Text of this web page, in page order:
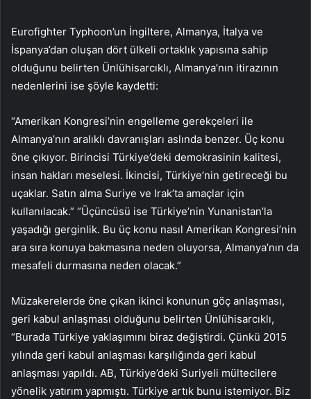
Eurofighter Typhoon’un İngiltere, Almanya, İtalya ve
İspanya’dan oluşan dört ülkeli ortaklık yapısına sahip
olduğunu belirten Ünlühisarcıklı, Almanya’nın itirazının
nedenlerini ise şöyle kaydetti:
“Amerikan Kongresi’nin engelleme gerekçeleri ile
Almanya’nın aralıklı davranışları aslında benzer. Üç konu
öne çıkıyor. Birincisi Türkiye’deki demokrasinin kalitesi,
insan hakları meselesi. İkincisi, Türkiye’nin getireceği bu
uçaklar. Satın alma Suriye ve Irak’ta amaçlar için
kullanılacak.” “Üçüncüsü ise Türkiye’nin Yunanistan’la
yaşadığı gerginlik. Bu üç konu nasıl Amerikan Kongresi’nin
ara sıra konuya bakmasına neden oluyorsa, Almanya’nın da
mesafeli durmasına neden olacak.”
Müzakerelerde öne çıkan ikinci konunun göç anlaşması,
geri kabul anlaşması olduğunu belirten Ünlühisarcıklı,
“Burada Türkiye yaklaşımını biraz değiştirdi. Çünkü 2015
yılında geri kabul anlaşması karşılığında geri kabul
anlaşması yapıldı. AB, Türkiye’deki Suriyeli mültecilere
yönelik yatırım yapmıştı. Türkiye artık bunu istemiyor. Biz